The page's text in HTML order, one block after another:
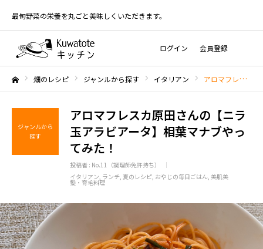
最旬野菜の栄養を丸ごと美味しくいただきます。
ログイン 会員登録
畑のレシピ ジャンルから探す イタリアン アロマフレスカ原田さんの【ニラ玉アラビアータ】相葉マナブやってみた！
ジャンルから
探す
アロマフレスカ原田さんの【ニラ
玉アラビアータ】相葉マナブやっ
てみた！
投稿者 : No.11（調理師免許持ち）
イタリアン ランチ 夏のレシピ おやじの毎日ごはん 美肌美
髪・育毛料理